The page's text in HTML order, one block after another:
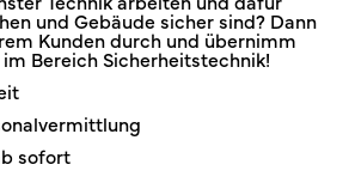
und Gebäude sicher sind? Dann
Kunden durch und übernimm
Bereich Sicherheitstechnik!
sofort